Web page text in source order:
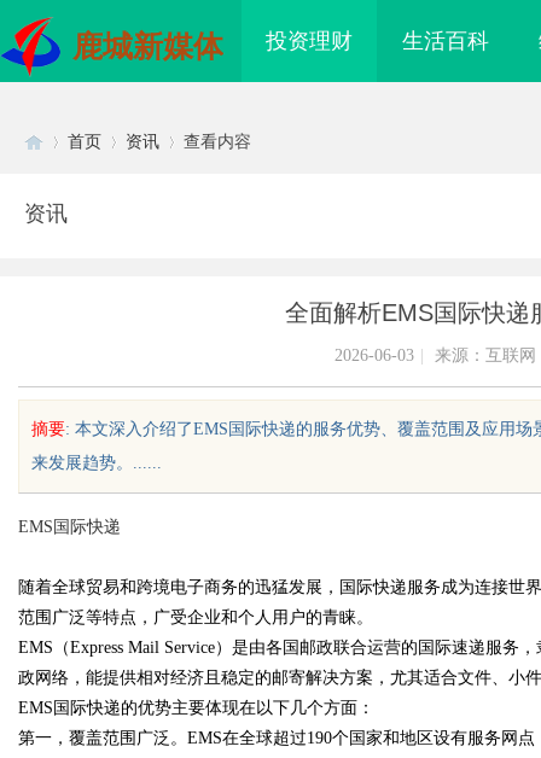
鹿城新媒体 投资理财 生活百科
uz
首页 资讯 查看内容
资讯
全面解析EMS国际快递
2026-06-03 来源：互联网
摘要: 本文深入介绍了EMS国际快递的服务优势、覆盖范围及应用
来发展趋势。......
EMS国际快递
随着全球贸易和跨境电子商务的迅猛发展，国际快递服务成为连接世
范围广泛等特点，广受企业和个人用户的青睐。
EMS（Express Mail Service）是由各国邮政联合运营的国际速递服务
政网络，能提供相对经济且稳定的邮寄解决方案，尤其适合文件、小
EMS国际快递的优势主要体现在以下几个方面：
第一，覆盖范围广泛。EMS在全球超过190个国家和地区设有服务网
镜
发体系全解析